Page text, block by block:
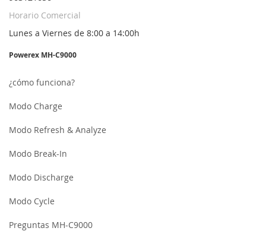
Horario Comercial
Lunes a Viernes de 8:00 a 14:00h
Powerex MH-C9000
¿cómo funciona?
Modo Charge
Modo Refresh & Analyze
Modo Break-In
Modo Discharge
Modo Cycle
Preguntas MH-C9000